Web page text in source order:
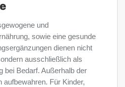
und
sowie eine gesunde
dienen nicht
ausschließlich als
bei Bedarf. Außerhalb der
aufbewahren. Für Kinder,